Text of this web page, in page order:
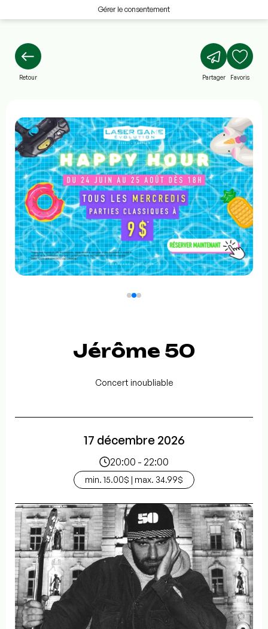
Gérer le consentement
Retour Partager Favoris
Jérôme 50
Concert inoubliable
17 décembre 2026
20:00 - 22:00
min. 15.00$ | max. 34.99$